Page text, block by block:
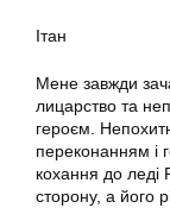
Ітан
Мене завжди
лицарство та
героєм.
переконанням і
кохання до леді
сторону, а його